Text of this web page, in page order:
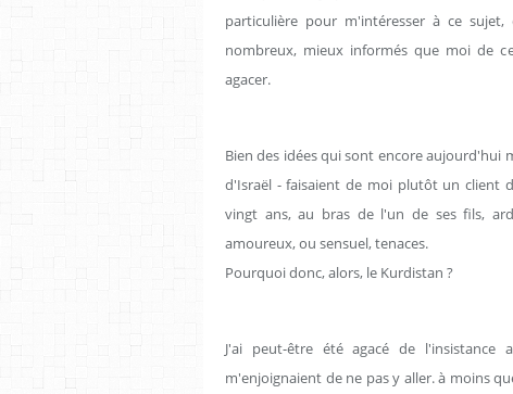
particulière pour m'intéresser à ce
nombreux, mieux informés que moi de
agacer.
Bien des idées qui sont encore aujourd'hui
d'Israël - faisaient de moi plutôt un client
vingt ans, au bras de l'un de ses fils,
amoureux, ou sensuel, tenaces.
Pourquoi donc, alors, le Kurdistan ?
J'ai peut-être été agacé de l'insistance
m'enjoignaient de ne pas y aller. à moins